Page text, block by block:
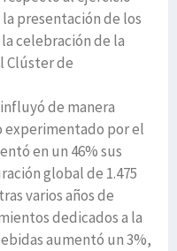
presentación de los
celebración de la
Clúster de
de manera
por el
en un 46% sus
global de 1.475
varios años de
dedicados a la
aumentó un 3%,